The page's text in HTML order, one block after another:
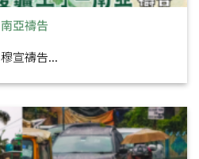
亞禱告
宣禱告...